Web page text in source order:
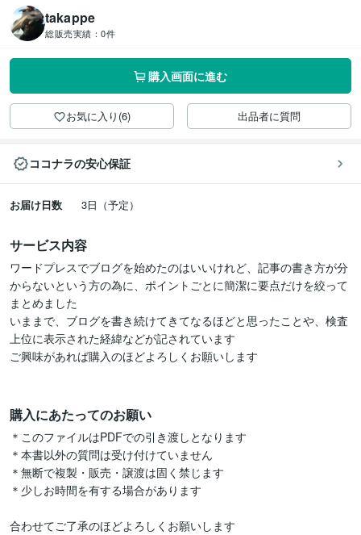
takappe
総販売実績： 0件
購入画面に進む
お気に入り(6) 出品者に質問
ココナラの安心保証
お届け日数 3日（予定）
サービス内容
ワードプレスでブログを始めたのはいいけれど、記事の書き方が分
からないという方の為に、ポイントごとに簡潔に要点だけを絞って
まとめました
いままで、ブログを書き続けてきてなるほどと思ったことや、検査
上位に表示された経緯などが記されています
ご興味があれば購入のほどよろしくお願いします
購入にあたってのお願い
＊このファイルはPDFでの引き渡しとなります
＊本書以外の質問は受け付けていません
＊無断で複製・販売・譲渡は固く禁じます
＊少しお時間を有する場合があります
合わせてご了承のほどよろしくお願いします